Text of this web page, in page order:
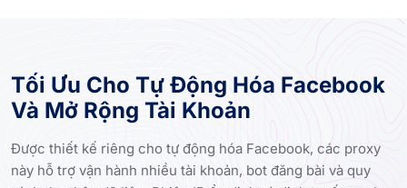
Tối Ưu Cho Tự Động Hóa Facebook
Và Mở Rộng Tài Khoản
Được thiết kế riêng cho tự động hóa Facebook, các proxy
này hỗ trợ vận hành nhiều tài khoản, bot đăng bài và quy